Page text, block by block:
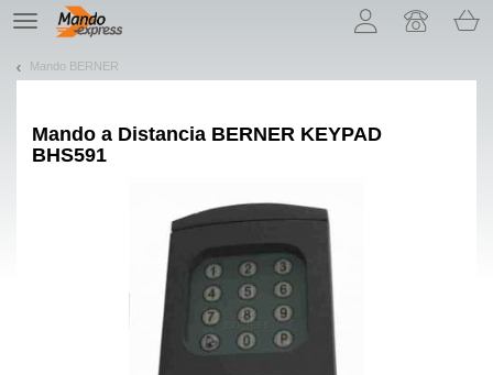
TE
navigation
Mando BERNER
Mando a Distancia BERNER KEYPAD
BHS591
¡Permítenos presentarte nuestras cookies!